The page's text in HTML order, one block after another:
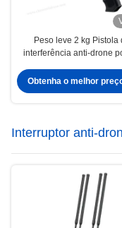
Peso leve 2 kg Pistola
interferência anti-drone
DR300S
Obtenha o melhor
Interruptor anti-